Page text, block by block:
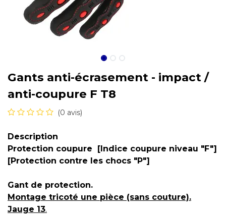
Gants anti-écrasement - impact /
anti-coupure F T8
(0 avis)
Description
Protection coupure [Indice coupure niveau "F"]
[Protection contre les chocs "P"]
Gant de protection.
Montage tricoté une pièce (sans couture).
Jauge 13.